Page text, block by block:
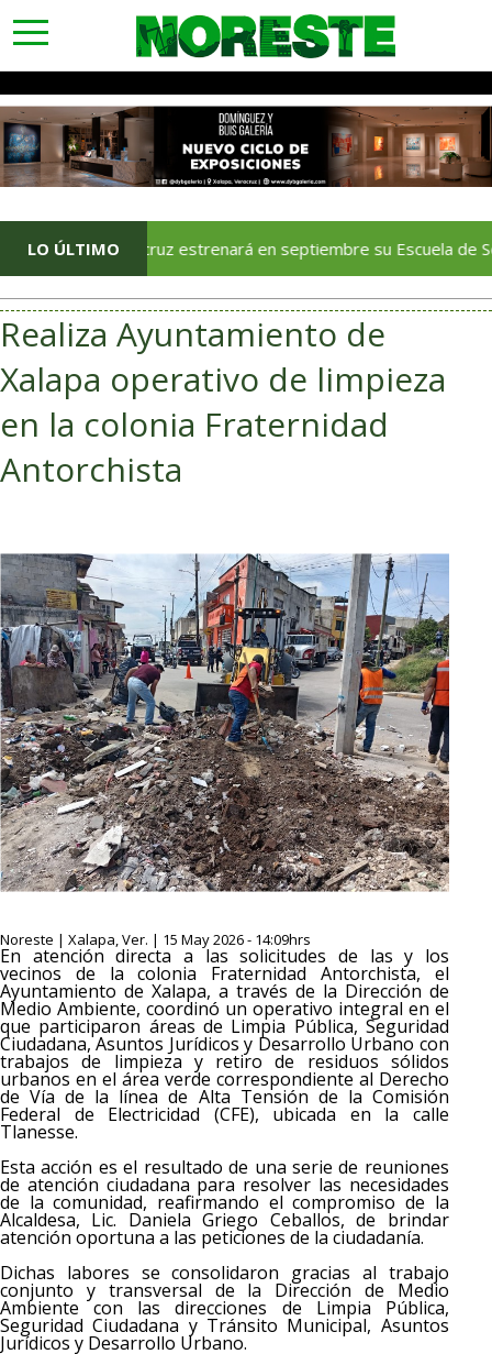
toggle
navigation
LO ÚLTIMO
Veracruz estrenará en septiembre su Escuela de Servicios
Realiza Ayuntamiento de
Xalapa operativo de limpieza
en la colonia Fraternidad
Antorchista
Noreste | Xalapa, Ver. | 15 May 2026 - 14:09hrs
En atención directa a las solicitudes de las y los
vecinos de la colonia Fraternidad Antorchista, el
Ayuntamiento de Xalapa, a través de la Dirección de
Medio Ambiente, coordinó un operativo integral en el
que participaron áreas de Limpia Pública, Seguridad
Ciudadana, Asuntos Jurídicos y Desarrollo Urbano con
trabajos de limpieza y retiro de residuos sólidos
urbanos en el área verde correspondiente al Derecho
de Vía de la línea de Alta Tensión de la Comisión
Federal de Electricidad (CFE), ubicada en la calle
Tlanesse.
Esta acción es el resultado de una serie de reuniones
de atención ciudadana para resolver las necesidades
de la comunidad, reafirmando el compromiso de la
Alcaldesa, Lic. Daniela Griego Ceballos, de brindar
atención oportuna a las peticiones de la ciudadanía.
Dichas labores se consolidaron gracias al trabajo
conjunto y transversal de la Dirección de Medio
Ambiente con las direcciones de Limpia Pública,
Seguridad Ciudadana y Tránsito Municipal, Asuntos
Jurídicos y Desarrollo Urbano.